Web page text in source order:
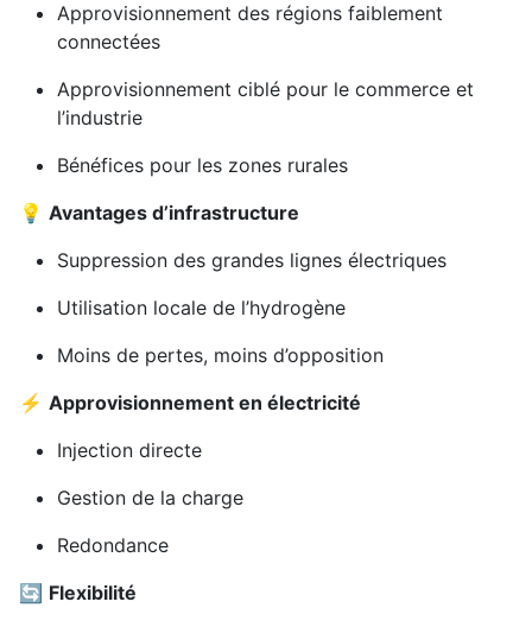
Approvisionnement des régions faiblement
connectées
Approvisionnement ciblé pour le commerce et
l’industrie
Bénéfices pour les zones rurales
💡 Avantages d’infrastructure
Suppression des grandes lignes électriques
Utilisation locale de l’hydrogène
Moins de pertes, moins d’opposition
⚡ Approvisionnement en électricité
Injection directe
Gestion de la charge
Redondance
🔄 Flexibilité